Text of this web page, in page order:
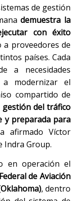
de gestión
demuestra la
con éxito
proveedores de
países. Cada
a necesidades
a modernizar el
compartido de
gestión del tráfico
y preparada para
afirmado Víctor
Indra Group.
en operación el
de Aviación
, dentro